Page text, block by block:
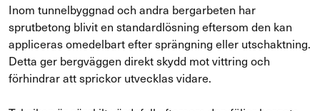
Inom tunnelbyggnad och andra bergarbeten har
sprutbetong blivit en standardlösning eftersom den kan
appliceras omedelbart efter sprängning eller utschaktning.
Detta ger bergväggen direkt skydd mot vittring och
förhindrar att sprickor utvecklas vidare.